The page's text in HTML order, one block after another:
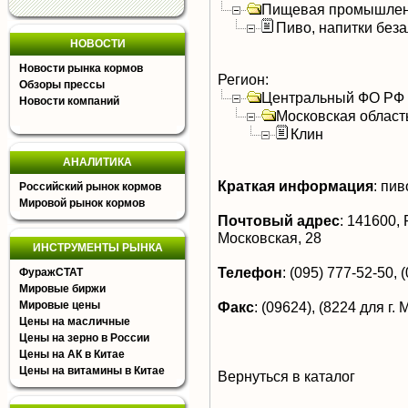
НОВОСТИ
Новости рынка кормов
Обзоры прессы
Новости компаний
АНАЛИТИКА
Российский рынок кормов
Мировой рынок кормов
ИНСТРУМЕНТЫ РЫНКА
ФуражСТАТ
Мировые биржи
Мировые цены
Цены на масличные
Цены на зерно в России
Цены на АК в Китае
Цены на витамины в Китае
Пищевая
Пиво, напитки
Регион:
Центральный ФО РФ
Московская
Клин
Краткая информация:
Почтовый адрес: 141600,
Московская, 28
Телефон: (095) 777-52-50,
Факс: (09624), (8224 для г.
Вернуться в каталог